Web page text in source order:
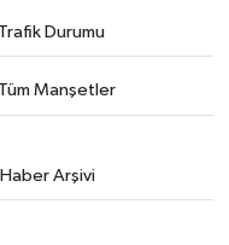
Trafik Durumu
Tüm Manşetler
Haber Arşivi